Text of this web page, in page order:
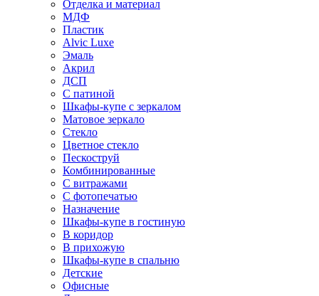
Отделка и материал
МДФ
Пластик
Alvic Luxe
Эмаль
Акрил
ДСП
С патиной
Шкафы-купе с зеркалом
Матовое зеркало
Стекло
Цветное стекло
Пескоструй
Комбинированные
С витражами
С фотопечатью
Назначение
Шкафы-купе в гостиную
В коридор
В прихожую
Шкафы-купе в спальню
Детские
Офисные